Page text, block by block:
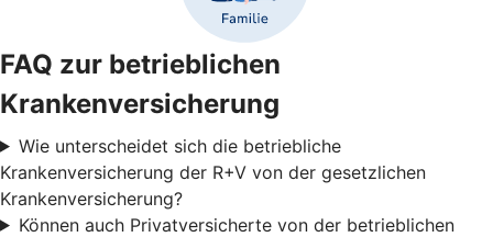
FAQ zur betrieblichen
Krankenversicherung
Wie unterscheidet sich die betriebliche
Krankenversicherung der R+V von der gesetzlichen
Krankenversicherung?
Können auch Privatversicherte von der betrieblichen